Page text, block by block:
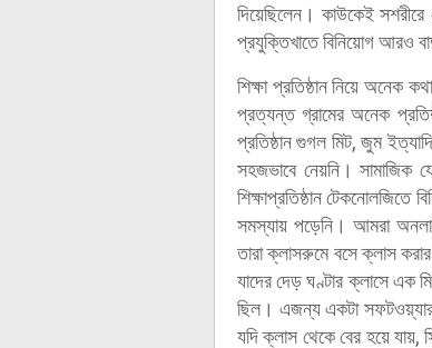
দিয়েছিলেন। কাউকেই
প্রযুক্তিখাতে বিনিয়োগ আরও
শিক্ষা প্রতিষ্ঠান নিয়ে অনেক
প্রত্যন্ত গ্রামের অনেক
প্রতিষ্ঠান গুগল মিট, জুম ইত্যাদি
সহজভাবে নেয়নি। সামাজিক
শিক্ষাপ্রতিষ্ঠান টেকনোলজিতে
সমস্যায় পড়েনি। আমরা
তারা ক্লাসরুমে বসে ক্লাস
যাদের দেড় ঘণ্টার ক্লাসে এক
ছিল। এজন্য একটা সফটওয়্যার
যদি ক্লাস থেকে বের হয়ে